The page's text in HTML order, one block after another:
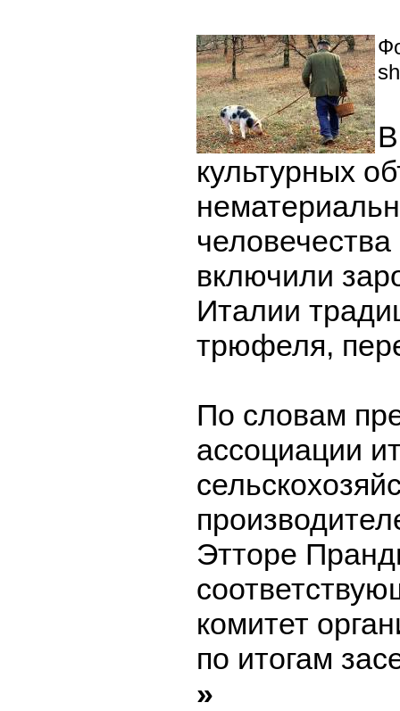
культурных
включили
Италии
трюфеля,
По словам
ассоциации
Этторе
комитет
по итогам
»